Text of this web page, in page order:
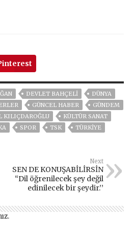
DEVLET BAHÇELİ
DÜNYA
GÜNCEL HABER
GÜNDEM
KILIÇDAROĞLU
KÜLTÜR SANAT
SPOR TSK
TÜRKİYE
Next
SEN DE KONUŞABİLİRSİN
“Dil öğrenilecek şey değil
edinilecek bir şeydir.’’
.